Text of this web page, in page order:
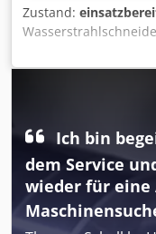
Zustand:
einer
Schneideanlage
Baujahr: 2020,
Werkstoffe/
+/-0,2mm,
Hochdruckaggregat
Antriebsleistung:
Ich bin
dem Service
wieder für